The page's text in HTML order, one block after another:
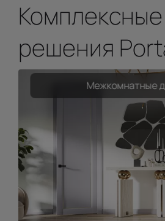
Комплексные
решения
Межкомнатные